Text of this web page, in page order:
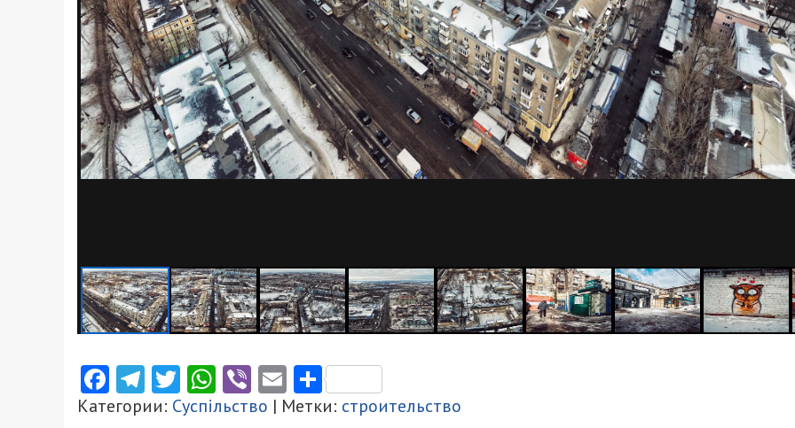
Facebook
Telegram
Twitter
WhatsApp
ViberEmailПоділитися
Категории: Суспільство | Метки: строительство